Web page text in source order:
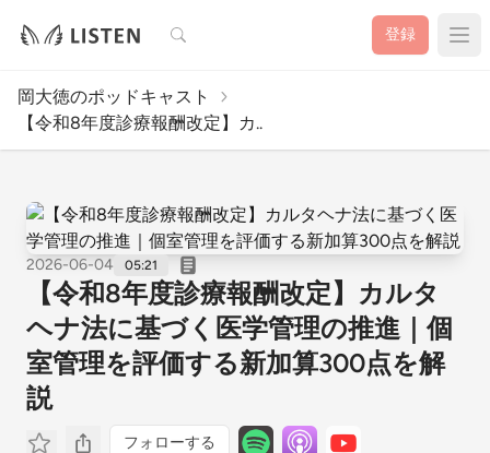
検索 登録
岡大徳のポッドキャスト
【令和8年度診療報酬改定】カ..
2026-06-04 05:21
【令和8年度診療報酬改定】カルタ
ヘナ法に基づく医学管理の推進｜個
室管理を評価する新加算300点を解
説
フォローする